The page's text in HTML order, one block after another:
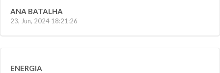
ANA BATALHA
23, Jun, 2024 18:21:26
ENERGIA